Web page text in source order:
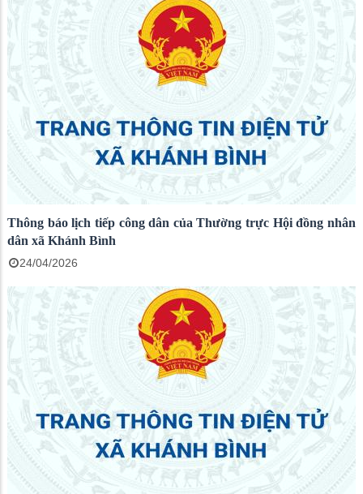
Thông báo lịch tiếp công dân của Thường trực Hội đồng nhân
dân xã Khánh Bình
24/04/2026